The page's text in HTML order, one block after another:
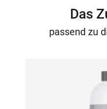
Das
passend zu